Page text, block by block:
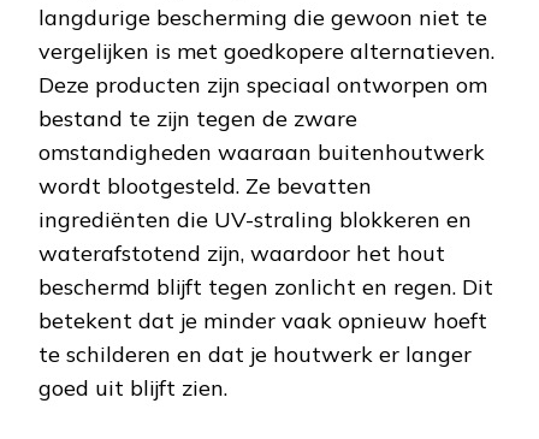
langdurige bescherming die gewoon niet te
vergelijken is met goedkopere alternatieven.
Deze producten zijn speciaal ontworpen om
bestand te zijn tegen de zware
omstandigheden waaraan buitenhoutwerk
wordt blootgesteld. Ze bevatten
ingrediënten die UV-straling blokkeren en
waterafstotend zijn, waardoor het hout
beschermd blijft tegen zonlicht en regen. Dit
betekent dat je minder vaak opnieuw hoeft
te schilderen en dat je houtwerk er langer
goed uit blijft zien.